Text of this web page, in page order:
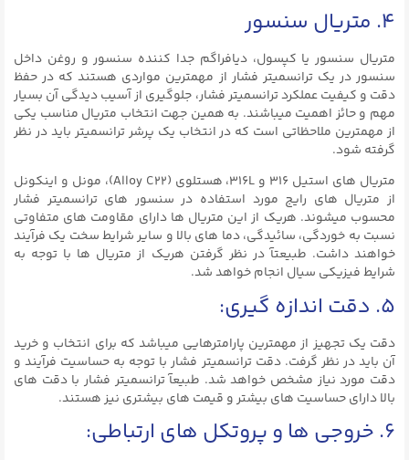
۴. متریال سنسور
متریال سنسور یا کپسول، دیافراگم جدا کننده سنسور و روغن داخل
سنسور در یک ترانسمیتر فشار از مهمترین مواردی هستند که در حفظ
دقت و کیفیت عملکرد ترانسمیتر فشار، جلوگیری از آسیب دیدگی آن بسیار
مهم و حائز اهمیت میباشند. به همین جهت انتخاب متریال مناسب یکی
از مهمترین ملاحظاتی است که در انتخاب یک پرشر ترانسمیتر باید در نظر
گرفته شود.
متریال های استیل ۳۱۶ و 316L، هستلوی (Alloy C22)، مونل و اینکونل
از متریال های رایج مورد استفاده در سنسور های ترانسمیتر فشار
محسوب میشوند. هریک از این متریال ها دارای مقاومت های متفاوتی
نسبت به خوردگی، سائیدگی، دما های بالا و سایر شرایط سخت یک فرآیند
خواهند داشت. طبیعتآ در نظر گرفتن هریک از متریال ها با توجه به
شرایط فیزیکی سیال انجام خواهد شد.
۵. دقت اندازه گیری:
دقت یک تجهیز از مهمترین پارامترهایی میباشد که برای انتخاب و خرید
آن باید در نظر گرفت. دقت ترانسمیتر فشار با توجه به حساسیت فرآیند و
دقت مورد نیاز مشخص خواهد شد. طبیعآ ترانسمیتر فشار با دقت های
بالا دارای حساسیت های بیشتر و قیمت های بیشتری نیز هستند.
۶. خروجی ها و پروتکل های ارتباطی: